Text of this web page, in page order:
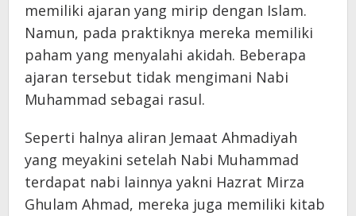
memiliki ajaran yang mirip dengan Islam.
Namun, pada praktiknya mereka memiliki
paham yang menyalahi akidah. Beberapa
ajaran tersebut tidak mengimani Nabi
Muhammad sebagai rasul.
Seperti halnya aliran Jemaat Ahmadiyah
yang meyakini setelah Nabi Muhammad
terdapat nabi lainnya yakni Hazrat Mirza
Ghulam Ahmad, mereka juga memiliki kitab